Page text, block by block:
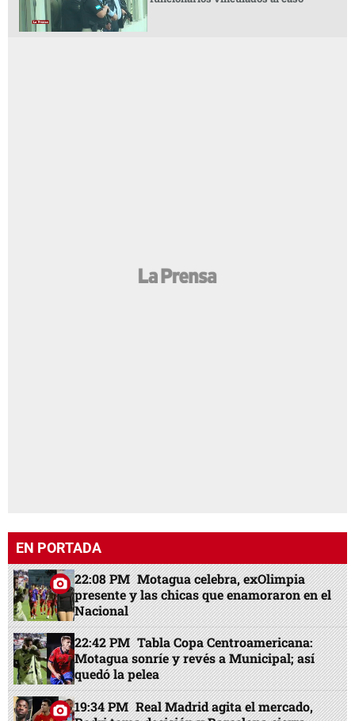
EN PORTADA
22:08 PM Motagua celebra, exOlimpia
presente y las chicas que enamoraron en el
Nacional
22:42 PM Tabla Copa Centroamericana:
Motagua sonríe y revés a Municipal; así
quedó la pelea
19:34 PM Real Madrid agita el mercado,